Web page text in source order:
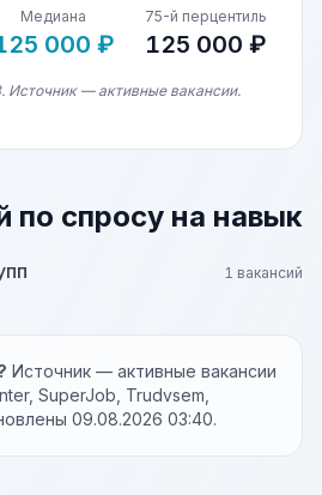
Медиана
000 ₽
75-й перцентиль
125 000 ₽
Источник — активные вакансии.
по спросу на навык
1 вакансий
Источник — активные вакансии
SuperJob, Trudvsem,
09.08.2026 03:40.